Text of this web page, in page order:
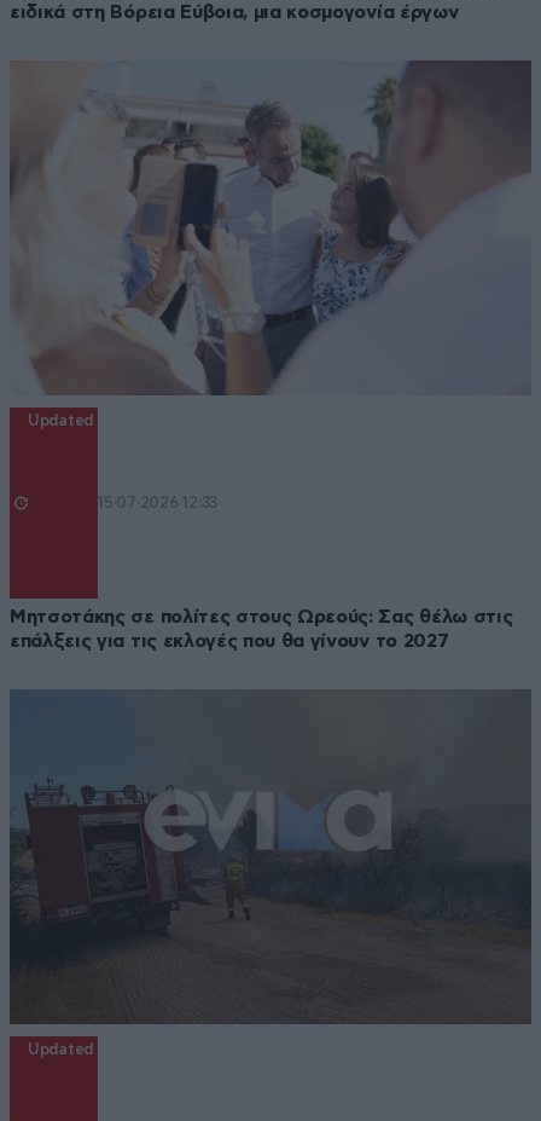
ειδικά στη Βόρεια Εύβοια, μια κοσμογονία έργων
Updated
15·07·2026 12:33
Μητσοτάκης σε πολίτες στους Ωρεούς: Σας θέλω στις
επάλξεις για τις εκλογές που θα γίνουν το 2027
Updated